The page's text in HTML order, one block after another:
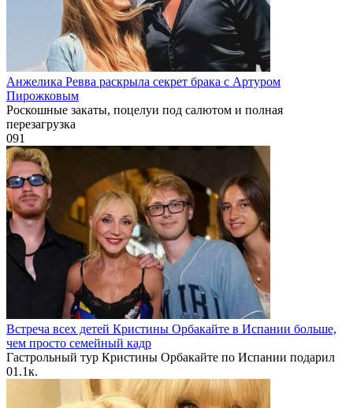
Анжелика Ревва раскрыла секрет брака с Артуром
Пирожковым
Роскошные закаты, поцелуи под салютом и полная
перезагрузка
091
Встреча всех детей Кристины Орбакайте в Испании больше,
чем просто семейный кадр
Гастрольный тур Кристины Орбакайте по Испании подарил
01.1к.